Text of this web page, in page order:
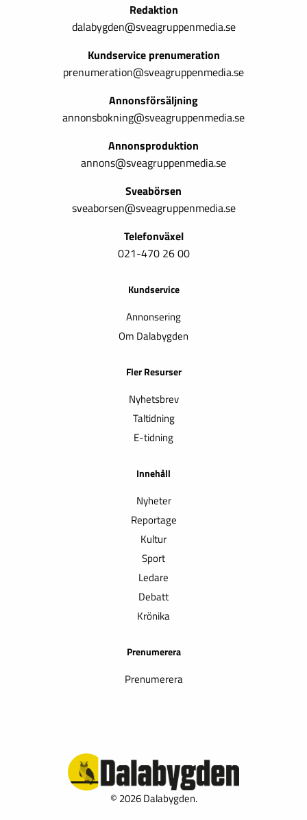
Redaktion
dalabygden@sveagruppenmedia.se
Kundservice prenumeration
prenumeration@sveagruppenmedia.se
Annonsförsäljning
annonsbokning@sveagruppenmedia.se
Annonsproduktion
annons@sveagruppenmedia.se
Sveabörsen
sveaborsen@sveagruppenmedia.se
Telefonväxel
021-470 26 00
Kundservice
Annonsering
Om Dalabygden
Fler Resurser
Nyhetsbrev
Taltidning
E-tidning
Innehåll
Nyheter
Reportage
Kultur
Sport
Ledare
Debatt
Krönika
Prenumerera
Prenumerera
© 2026 Dalabygden.